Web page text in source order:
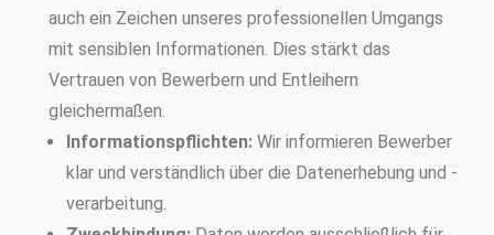
auch ein Zeichen unseres professionellen Umgangs
mit sensiblen Informationen. Dies stärkt das
Vertrauen von Bewerbern und Entleihern
gleichermaßen.
Informationspflichten: Wir informieren Bewerber
klar und verständlich über die Datenerhebung und -
verarbeitung.